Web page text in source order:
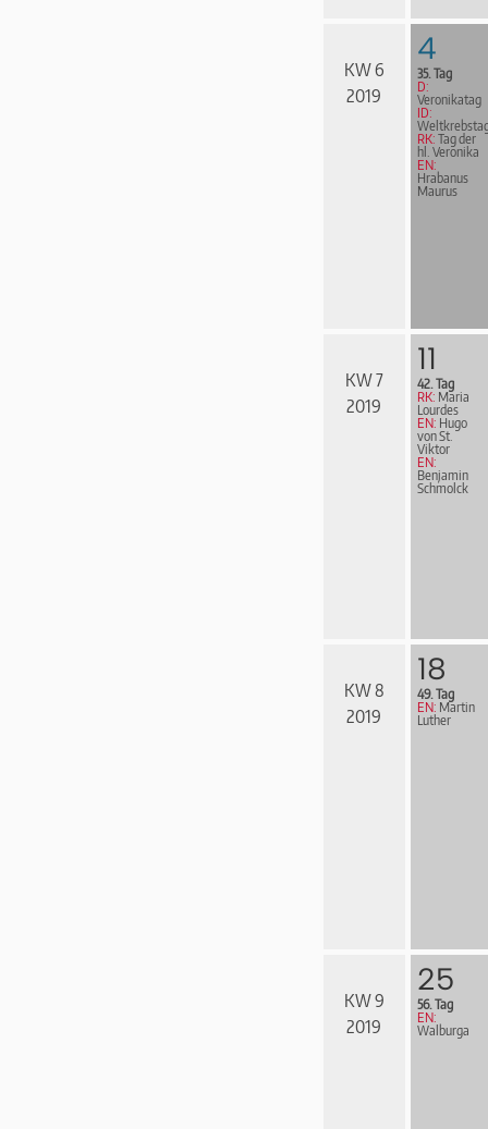
KW 6
2019
4
35. Tag
D:
Veronikatag
ID:
RK: Tag der
hl. Veronika
EN:
Hrabanus
Maurus
KW 7
2019
11
42. Tag
RK: Maria
Lourdes
EN: Hugo
von St.
Viktor
EN:
Benjamin
Schmolck
KW 8
2019
18
49. Tag
EN: Martin
Luther
KW 9
2019
25
56. Tag
EN:
Walburga